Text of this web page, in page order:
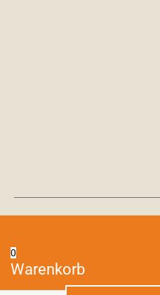
0
Warenkorb